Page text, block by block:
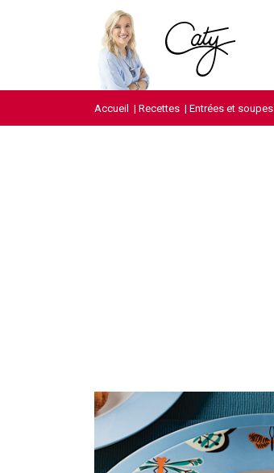
Accueil | Recettes | Entrées et soupes